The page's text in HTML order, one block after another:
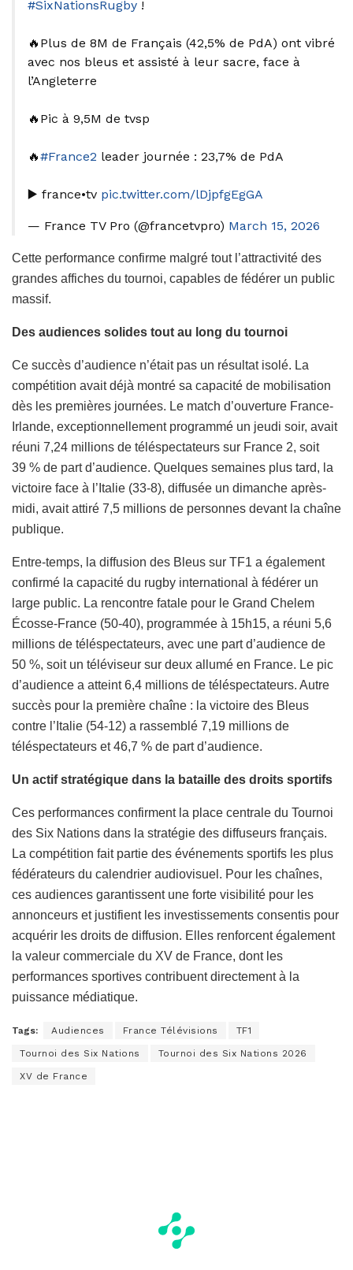
#SixNationsRugby !
🔥Plus de 8M de Français (42,5% de PdA) ont vibré
avec nos bleus et assisté à leur sacre, face à
l’Angleterre
🔥Pic à 9,5M de tvsp
🔥#France2 leader journée : 23,7% de PdA
▶️ france•tv pic.twitter.com/lDjpfgEgGA
— France TV Pro (@francetvpro) March 15, 2026
Cette performance confirme malgré tout l’attractivité des
grandes affiches du tournoi, capables de fédérer un public
massif.
Des audiences solides tout au long du tournoi
Ce succès d’audience n’était pas un résultat isolé. La
compétition avait déjà montré sa capacité de mobilisation
dès les premières journées. Le match d’ouverture France-
Irlande, exceptionnellement programmé un jeudi soir, avait
réuni 7,24 millions de téléspectateurs sur France 2, soit
39 % de part d’audience. Quelques semaines plus tard, la
victoire face à l’Italie (33-8), diffusée un dimanche après-
midi, avait attiré 7,5 millions de personnes devant la chaîne
publique.
Entre-temps, la diffusion des Bleus sur TF1 a également
confirmé la capacité du rugby international à fédérer un
large public. La rencontre fatale pour le Grand Chelem
Écosse-France (50-40), programmée à 15h15, a réuni 5,6
millions de téléspectateurs, avec une part d’audience de
50 %, soit un téléviseur sur deux allumé en France. Le pic
d’audience a atteint 6,4 millions de téléspectateurs. Autre
succès pour la première chaîne : la victoire des Bleus
contre l’Italie (54-12) a rassemblé 7,19 millions de
téléspectateurs et 46,7 % de part d’audience.
Un actif stratégique dans la bataille des droits sportifs
Ces performances confirment la place centrale du Tournoi
des Six Nations dans la stratégie des diffuseurs français.
La compétition fait partie des événements sportifs les plus
fédérateurs du calendrier audiovisuel. Pour les chaînes,
ces audiences garantissent une forte visibilité pour les
annonceurs et justifient les investissements consentis pour
acquérir les droits de diffusion. Elles renforcent également
la valeur commerciale du XV de France, dont les
performances sportives contribuent directement à la
puissance médiatique.
Tags: Audiences France Télévisions TF1
Tournoi des Six Nations Tournoi des Six Nations 2026
XV de France